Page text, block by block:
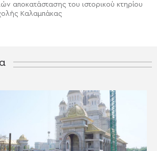
αποκατάστασης του ιστορικού κτηρίου
Καλαμπάκας